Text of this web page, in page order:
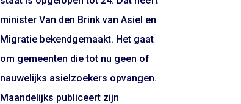
minister Van den Brink van Asiel en
Migratie bekendgemaakt. Het gaat
om gemeenten die tot nu geen of
nauwelijks asielzoekers opvangen.
Maandelijks publiceert zijn